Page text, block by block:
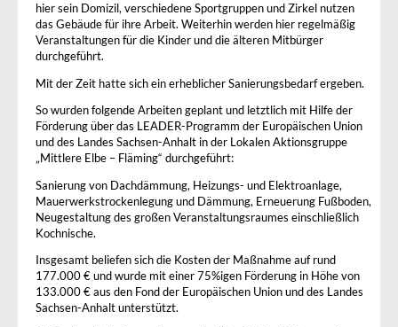
hier sein Domizil, verschiedene Sportgruppen und Zirkel nutzen
das Gebäude für ihre Arbeit. Weiterhin werden hier regelmäßig
Veranstaltungen für die Kinder und die älteren Mitbürger
durchgeführt.
Mit der Zeit hatte sich ein erheblicher Sanierungsbedarf ergeben.
So wurden folgende Arbeiten geplant und letztlich mit Hilfe der
Förderung über das LEADER-Programm der Europäischen Union
und des Landes Sachsen-Anhalt in der Lokalen Aktionsgruppe
„Mittlere Elbe – Fläming“ durchgeführt:
Sanierung von Dachdämmung, Heizungs- und Elektroanlage,
Mauerwerkstrockenlegung und Dämmung, Erneuerung Fußboden,
Neugestaltung des großen Veranstaltungsraumes einschließlich
Kochnische.
Insgesamt beliefen sich die Kosten der Maßnahme auf rund
177.000 € und wurde mit einer 75%igen Förderung in Höhe von
133.000 € aus den Fond der Europäischen Union und des Landes
Sachsen-Anhalt unterstützt.